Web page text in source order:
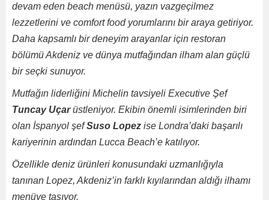
devam eden beach menüsü, yazın vazgeçilmez
lezzetlerini ve comfort food yorumlarını bir araya getiriyor.
Daha kapsamlı bir deneyim arayanlar için restoran
bölümü Akdeniz ve dünya mutfağından ilham alan güçlü
bir seçki sunuyor.
Mutfağın liderliğini Michelin tavsiyeli Executive Şef
Tuncay Uçarüstleniyor. Ekibin önemli isimlerinden biri
olan İspanyol şefSuso Lopez ise Londra’daki başarılı
kariyerinin ardından Lucca Beach’e katılıyor.
Özellikle deniz ürünleri konusundaki uzmanlığıyla
tanınan Lopez, Akdeniz’in farklı kıyılarından aldığı ilhamı
menüye taşıyor.